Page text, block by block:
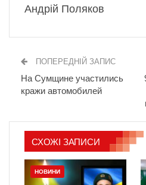
Андрій Поляков
ПОПЕРЕДНІЙ ЗАПИС
На Сумщине участились
кражи автомобилей
СХОЖІ ЗАПИСИ
НОВИНИ